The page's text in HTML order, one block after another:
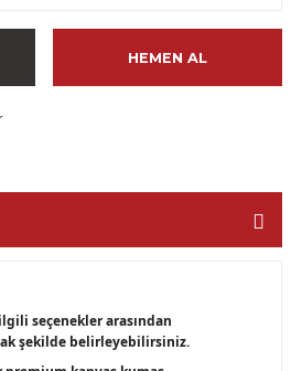
HEMEN AL
seçenekler arasından
şekilde belirleyebilirsiniz.